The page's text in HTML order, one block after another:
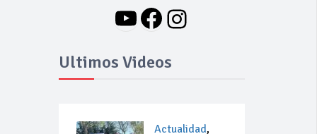
YouTube
Facebook
Instagram
Ultimos Videos
Actualidad,